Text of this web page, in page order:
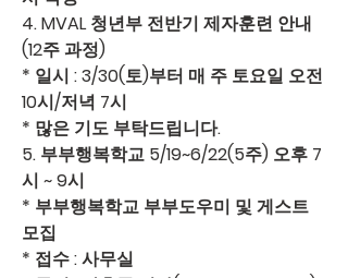
4. MVAL 청년부 전반기 제자훈련 안내
(12주 과정)
* 일시 : 3/30(토)부터 매 주 토요일 오전
10시/저녁 7시
* 많은 기도 부탁드립니다.
5. 부부행복학교 5/19~6/22(5주) 오후 7
시 ~ 9시
* 부부행복학교 부부도우미 및 게스트
모집
* 접수 : 사무실